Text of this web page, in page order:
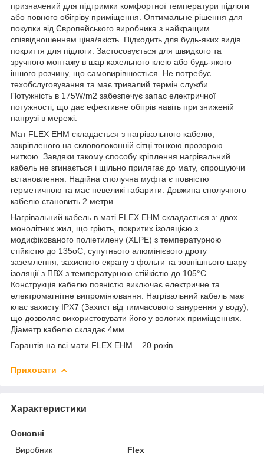
призначений для підтримки комфортної температури підлоги
або повного обігріву приміщення. Оптимальне рішення для
покупки від Європейського виробника з найкращим
співвідношенням ціна/якість. Підходить для будь-яких видів
покриття для підлоги. Застосовується для швидкого та
зручного монтажу в шар кахельного клею або будь-якого
іншого розчину, що самовирівнюється. Не потребує
техобслуговування та має тривалий термін служби.
Потужність в 175W/m2 забезпечує запас електричної
потужності, що дає ефективне обігрів навіть при зниженій
напрузі в мережі.
Мат FLEX EHM складається з нагрівального кабелю,
закріпленого на скловолоконній сітці тонкою прозорою
ниткою. Завдяки такому способу кріплення нагрівальний
кабель не згинається і щільно прилягає до мату, спрощуючи
встановлення. Надійна сполучна муфта є повністю
герметичною та має невеликі габарити. Довжина сполучного
кабелю становить 2 метри.
Нагрівальний кабель в маті FLEX EHM складається з: двох
монолітних жил, що гріють, покритих ізоляцією з
модифікованого поліетилену (XLPE) з температурною
стійкістю до 135oC; супутнього алюмінієвого дроту
заземлення; захисного екрану з фольги та зовнішнього шару
ізоляції з ПВХ з температурною стійкістю до 105°C.
Конструкція кабелю повністю виключає електричне та
електромагнітне випромінювання. Нагрівальний кабель має
клас захисту IPX7 (Захист від тимчасового занурення у воду),
що дозволяє використовувати його у вологих приміщеннях.
Діаметр кабелю складає 4мм.
Гарантія на всі мати FLEX EHM – 20 років.
Приховати
Характеристики
Основні
Виробник
Flex